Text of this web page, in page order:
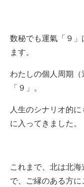
数秘でも運氣「９
ます。
わたしの個人周期
「９」。
人生のシナリオ的
に入ってきました。
これまで、北は北
で、ご縁のある方